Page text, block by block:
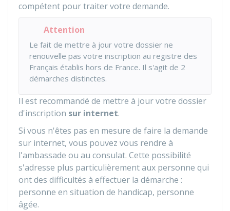
compétent pour traiter votre demande.
Attention
Le fait de mettre à jour votre dossier ne
renouvelle pas votre inscription au registre des
Français établis hors de France. Il s'agit de 2
démarches distinctes.
Il est recommandé de mettre à jour votre dossier
d'inscription sur internet.
Si vous n'êtes pas en mesure de faire la demande
sur internet, vous pouvez vous rendre à
l'ambassade ou au consulat. Cette possibilité
s'adresse plus particulièrement aux personne qui
ont des difficultés à effectuer la démarche :
personne en situation de handicap, personne
âgée.